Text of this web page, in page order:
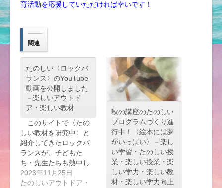
育活動を応援していただければ幸いです！
関連
たのしい〈ロックバ
ランス〉のYouTube
動画を公開しました
－楽しいアウトド
ア・楽しい教材
このサイトで〈たの
しい教材を研究中〉と
紹介してきたロックバ
ランスが、子どもた
ち・先生たちも熱中し
て…
2023年11月25日
たのしいアウトドア・
秋の講座のたのしい
プログラムづくり進
行中！〈絵本には夢
がいっぱい〉－楽し
い学習・たのしい授
業・楽しい授業・楽
しい学力・楽しい教
材・楽しい学力向上